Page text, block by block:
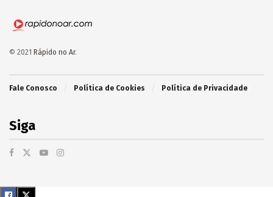
© 2021 Rápido no Ar.
Fale Conosco Política de Cookies Política de Privacidade
Siga